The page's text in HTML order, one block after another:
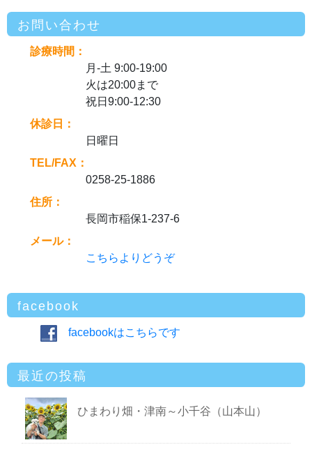
お問い合わせ
診療時間：
月-土 9:00-19:00
火は20:00まで
祝日9:00-12:30
休診日：
日曜日
TEL/FAX：
0258-25-1886
住所：
長岡市稲保1-237-6
メール：
こちらよりどうぞ
facebook
facebookはこちらです
最近の投稿
ひまわり畑・津南～小千谷（山本山）